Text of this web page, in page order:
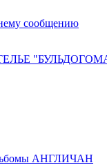
сообщению
АНГЛИЧАН